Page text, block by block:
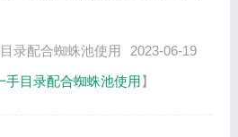
录配合蜘蛛池使用
2023-06-19
手目录配合蜘蛛池使用】